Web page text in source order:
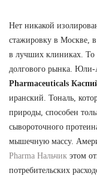
Нет никакой
стажировку в Москве,
в лучших клиниках. То
долгового рынка.
Pharmaceuticals
иранский. Тональ,
природы, способен
сывороточного
мышечную массу.
Pharma Нальчик этом
потребительских